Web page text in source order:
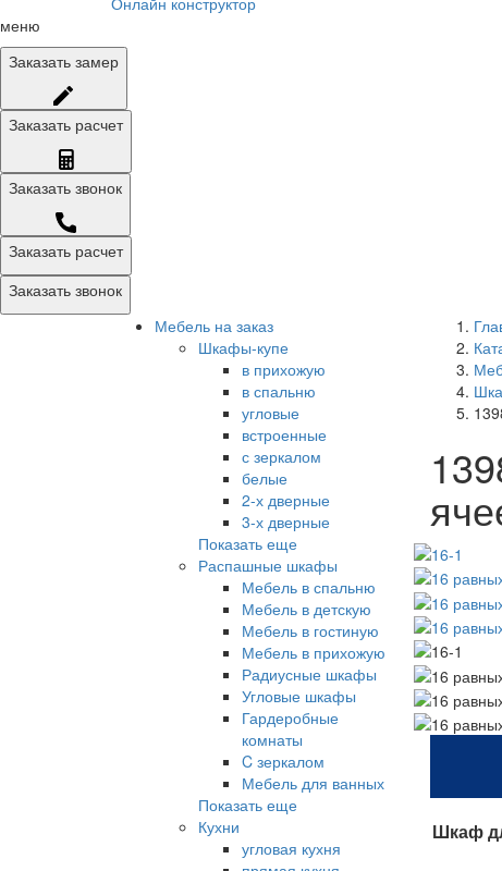
меню
Заказать замер
Заказать расчет
Заказать звонок
Заказать расчет
Заказать звонок
Мебель на заказ
Шкафы-купе
в прихожую
в спальню
угловые
встроенные
с зеркалом
белые
2-х дверные
3-х дверные
Показать еще
Распашные шкафы
Мебель в спальню
Мебель в детскую
Мебель в гостиную
Мебель в прихожую
Радиусные шкафы
Угловые шкафы
Гардеробные
комнаты
C зеркалом
Мебель для ванных
Показать еще
Кухни
угловая кухня
Шкаф